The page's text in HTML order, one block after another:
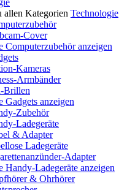
allen Kategorien Technologie
Cover
Computerzubehör anzeigen
Kameras
Armbänder
Brillen
Gadgets anzeigen
Zubehör
Ladegeräte
& Adapter
Ladegeräte
Adapter
Handy-Ladegeräte anzeigen
& Ohrhörer